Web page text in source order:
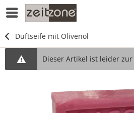
Duftseife mit Olivenöl
Dieser Artikel ist leider